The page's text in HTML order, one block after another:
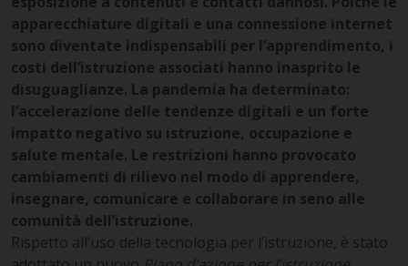
apparecchiature digitali e una connessione internet
sono diventate indispensabili per l’apprendimento, i
costi dell’istruzione associati hanno inasprito le
disuguaglianze. La pandemia ha determinato:
l’accelerazione delle tendenze digitali e un forte
impatto negativo su istruzione, occupazione e
salute mentale. Le restrizioni hanno provocato
cambiamenti di rilievo nel modo di apprendere,
insegnare, comunicare e collaborare in seno alle
comunità dell’istruzione.
Rispetto all’uso della tecnologia per l’istruzione, è stato